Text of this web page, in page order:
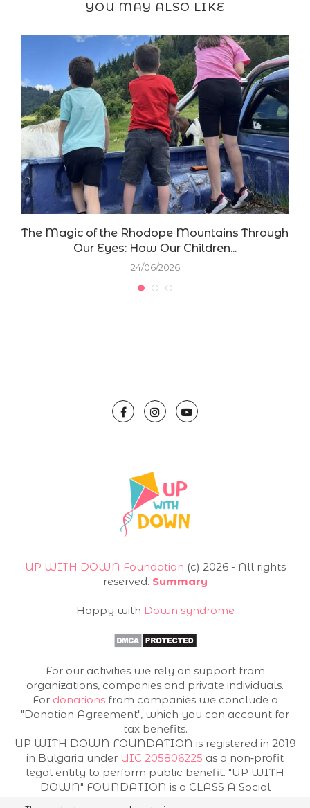
YOU MAY ALSO LIKE
The Magic of the Rhodope Mountains Through
Our Eyes: How Our Children...
24/06/2026
UP WITH DOWN Foundation (с) 2026 - All rights
reserved. Summary
Happy with Down syndrome
For our activities we rely on support from
organizations, companies and private individuals.
For donationsfrom companies we conclude a
"Donation Agreement", which you can account for
tax benefits.
UP WITH DOWN FOUNDATION is registered in 2019
in Bulgaria under UIC 205806225 as a non‐profit
legal entity to perform public benefit. "UP WITH
DOWN" FOUNDATION is a CLASS A Social